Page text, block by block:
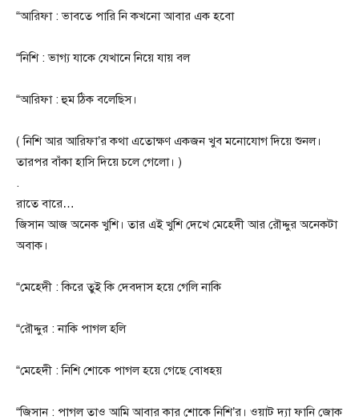
“আরিফা : ভাবতে পারি নি কখনো আবার এক হবো
“নিশি : ভাগ্য যাকে যেখানে নিয়ে যায় বল
“আরিফা : হুম ঠিক বলেছিস।
( নিশি আর আরিফা’র কথা এতোক্ষণ একজন খুব মনোযোগ দিয়ে শুনল।
তারপর বাঁকা হাসি দিয়ে চলে গেলো। )
‌.
রাতে বারে…
জিসান আজ অনেক খুশি। তার এই খুশি দেখে মেহেদী আর রৌদ্দুর অনেকটা
অবাক।
“মেহেদী : কিরে তুই কি দেবদাস হয়ে গেলি নাকি
“রৌদ্দুর : নাকি পাগল হলি
“মেহেদী : নিশি শোকে পাগল হয়ে গেছে বোধহয়
“জিসান : পাগল তাও আমি আবার কার শোকে নিশি’র। ওয়াট দ্যা ফানি জোক